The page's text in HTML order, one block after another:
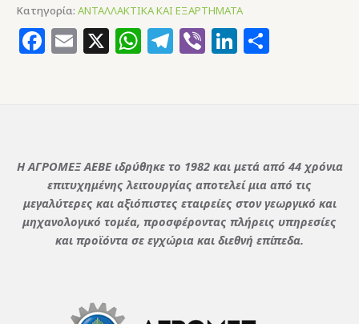
Κατηγορία: ΑΝΤΑΛΛΑΚΤΙΚΑ ΚΑΙ ΕΞΑΡΤΗΜΑΤΑ
Facebook
Email
X WhatsApp
Telegram
ViberLinkedIn
Η ΑΓΡΟΜΕΞ ΑΕΒΕ ιδρύθηκε το 1982 και μετά από 44 χρόνια
επιτυχημένης λειτουργίας αποτελεί μια από τις
μεγαλύτερες και αξιόπιστες εταιρείες στον γεωργικό και
μηχανολογικό τομέα, προσφέροντας πλήρεις υπηρεσίες
και προϊόντα σε εγχώρια και διεθνή επίπεδα.